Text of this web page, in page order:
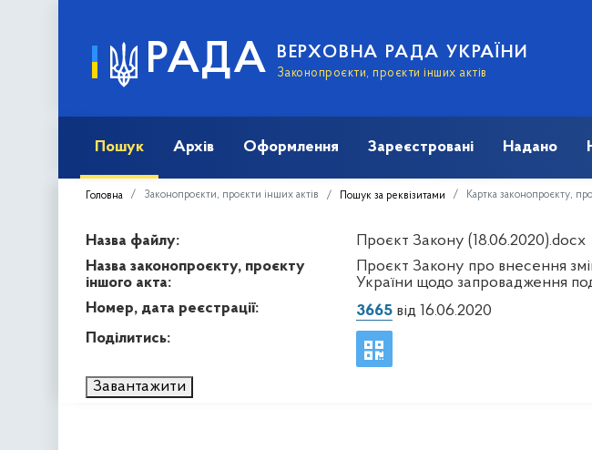
РАДА ВЕРХОВНА РАДА УКРАЇНИ
Законопроєкти, проєкти інших актів
Пошук Архів Оформлення Зареєстровані Надано
Головна Законопроєкти, проєкти інших актів Пошук за реквізитами Картка законопроєкту,
Назва файлу:
Проєкт Закону (18.06.2020).docx
Назва законопроєкту, проєкту
іншого акта:
Проєкт Закону про внесення
України щодо запровадження
Номер, дата реєстрації:
3665від 16.06.2020
Поділитись:
Завантажити